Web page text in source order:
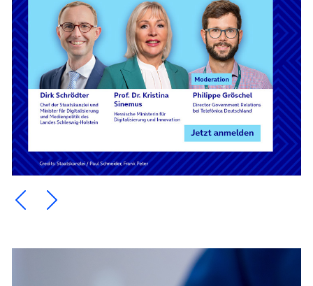
Ein Element zurück blättern
Ein Element weiter blättern